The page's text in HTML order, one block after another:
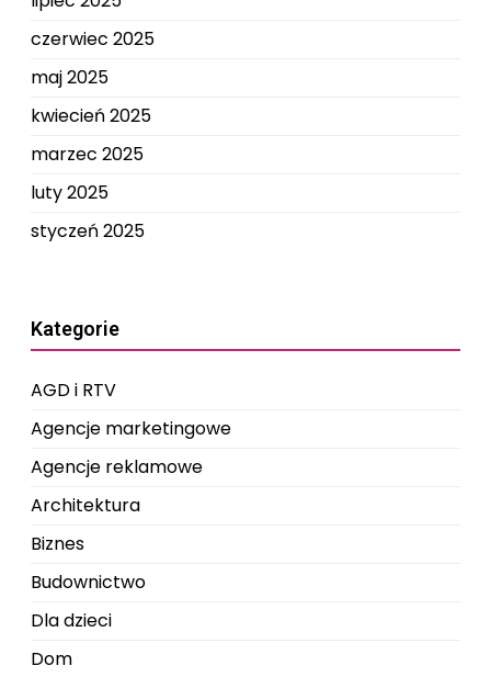
czerwiec 2025
maj 2025
kwiecień 2025
marzec 2025
luty 2025
styczeń 2025
Kategorie
AGD i RTV
Agencje marketingowe
Agencje reklamowe
Architektura
Biznes
Budownictwo
Dla dzieci
Dom